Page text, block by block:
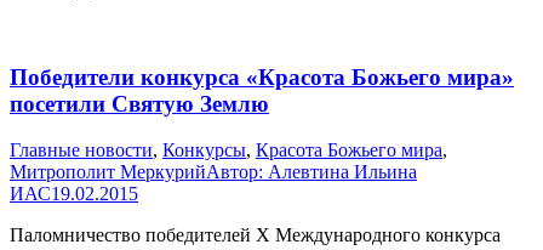
Победители конкурса «Красота Божьего мира»
посетили Святую Землю
Главные новости, Конкурсы, Красота Божьего мира,
Митрополит МеркурийАвтор: Алевтина Ильина
ИАС19.02.2015
Паломничество победителей Х Международного конкурса